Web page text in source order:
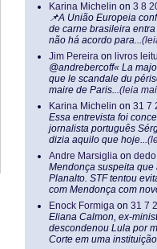
Karina Michelin on 3 8
📌A União Europeia
de carne brasileira
não há acordo para...
Jim Pereira on livros
@andrebercoff« La
que le scandale du
maire de Paris...(leia
Karina Michelin on 31 7
Essa entrevista foi
jornalista português
dizia aquilo que hoje...
Andre Marsiglia on
Mendonça suspeita
Planalto. STF tentou
com Mendonça com
Enock Formiga on 31 7
Eliana Calmon, ex-
descondenou Lula por
Corte em uma